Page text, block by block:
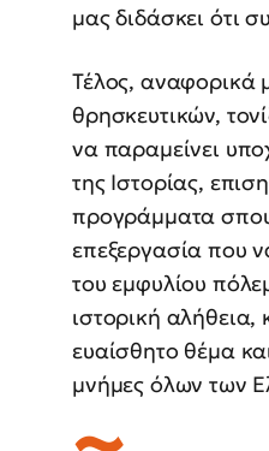
μας διδάσκει ότι
Τέλος, αναφορικά
θρησκευτικών,
να παραμείνει
της Ιστορίας,
προγράμματα
επεξεργασία που
του εμφυλίου
ιστορική
ευαίσθητο θέμα
μνήμες όλων των